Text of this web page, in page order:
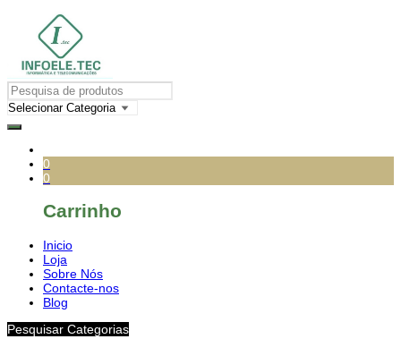
0
0
Carrinho
Inicio
Loja
Sobre Nós
Contacte-nos
Blog
Pesquisar Categorias